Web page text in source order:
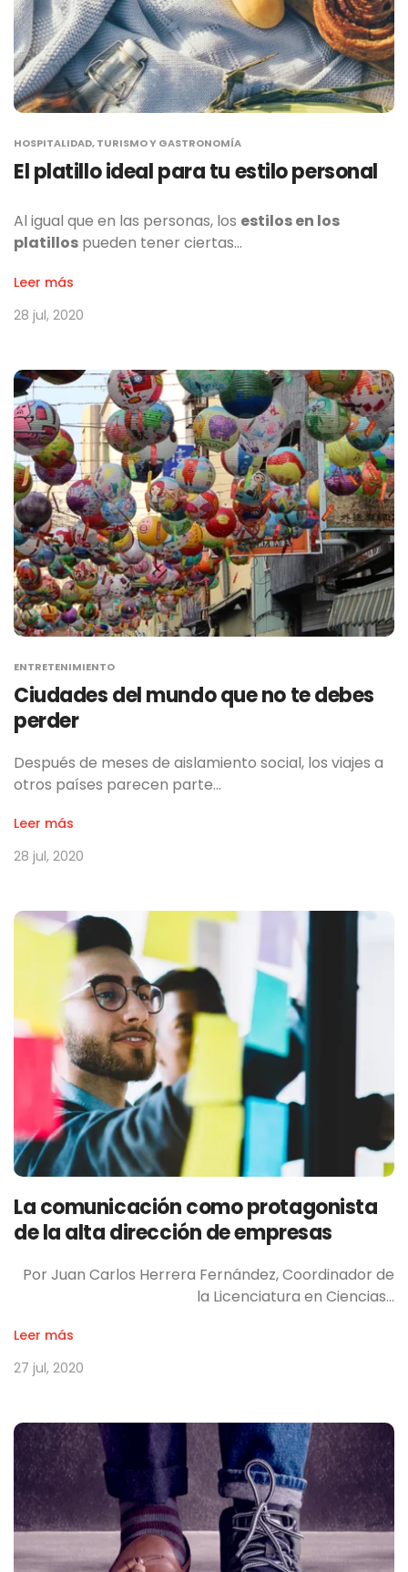
HOSPITALIDAD, TURISMO Y GASTRONOMÍA
El platillo ideal para tu estilo personal
Al igual que en las personas, los estilos en los
platillos pueden tener ciertas…
Leer más
28 jul, 2020
ENTRETENIMIENTO
Ciudades del mundo que no te debes
perder
Después de meses de aislamiento social, los viajes a
otros países parecen parte…
Leer más
28 jul, 2020
La comunicación como protagonista
de la alta dirección de empresas
Por Juan Carlos Herrera Fernández, Coordinador de
la Licenciatura en Ciencias…
Leer más
27 jul, 2020